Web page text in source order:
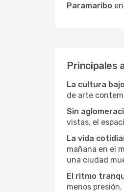
Paramaribo
Principales
La cultura
de arte
Sin
vistas, el
La vida
mañana en el
una ciudad
El ritmo
menos